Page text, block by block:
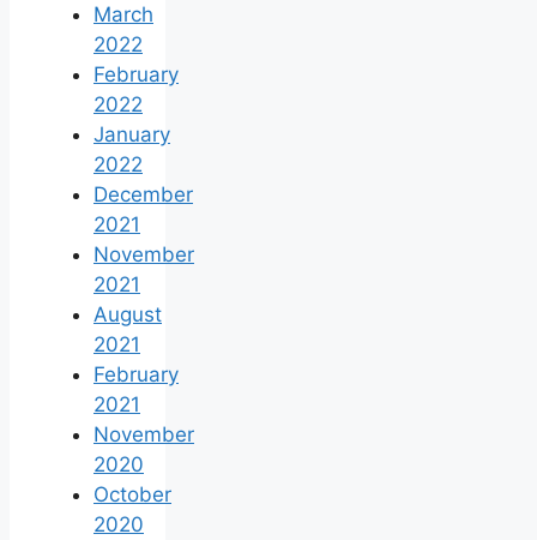
March
2022
February
2022
January
2022
December
2021
November
2021
August
2021
February
2021
November
2020
October
2020